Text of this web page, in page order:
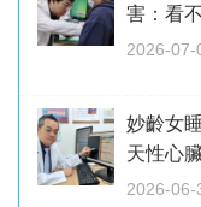
害：看
2026-07-
妙齡女
天性心
2026-06-